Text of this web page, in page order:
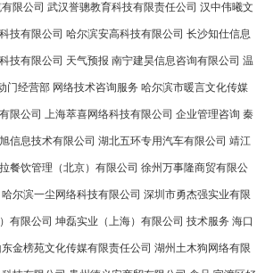
限公司 武汉誉骢教育科技有限责任公司 汉中伟曦文
技有限公司 哈尔滨安高科技有限公司 长沙知仕信息
技有限公司 天气预报 南宁建昊信息咨询有限公司 温
门经营部 网络技术咨询服务 哈尔滨市暖言文化传媒
限公司 上海萃喜网络科技有限公司 企业管理咨询 秦
信息技术有限公司 湖北五环专用汽车有限公司 靖江
餐饮管理（北京）有限公司 徐州万事隆商贸有限公
哈尔滨一尘网络科技有限公司 深圳市勇杰强实业有限
有限公司 坤磊实业（上海）有限公司 技术服务 海口
东金榜苑文化传媒有限责任公司 湖州土木狗网络有限